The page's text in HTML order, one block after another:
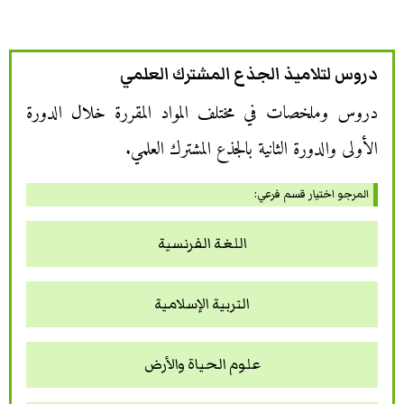
دروس لتلاميذ الجذع المشترك العلمي
دروس وملخصات في مختلف المواد المقررة خلال الدورة
الأولى والدورة الثانية بالجذع المشترك العلمي.
المرجو اختيار قسم فرعي:
اللغة الفرنسية
التربية الإسلامية
علوم الحياة والأرض